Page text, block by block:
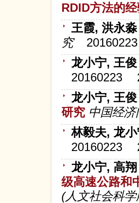
RDID方法的
王霞, 洪永淼
究
20160223
龙小宁, 王俊
20160223
龙小宁, 王俊
研究 中国经济
林毅夫, 龙
20160223
龙小宁, 高翔
级高速公路和
(人文社会科学